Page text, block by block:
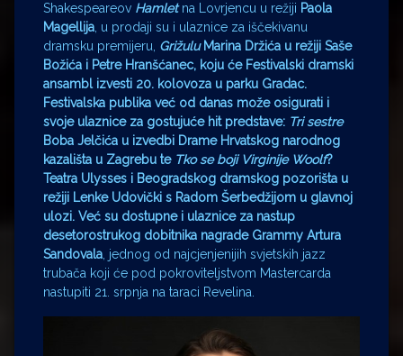
Shakespeareov Hamletna Lovrjencu u režiji Paola
Magellija , u prodaji su i ulaznice za iščekivanu
dramsku premijeru, Grižulu Marina Držića u režiji Saše
Božića i Petre Hranšćanec, koju će Festivalski dramski
ansambl izvesti 20. kolovoza u parku Gradac.
Festivalska publika već od danas može osigurati i
svoje ulaznice za gostujuće hit predstave: Tri sestre
Boba Jelčića u izvedbi Drame Hrvatskog narodnog
kazališta u Zagrebu te Tko se boji Virginije Woolf?
Teatra Ulysses i Beogradskog dramskog pozorišta u
režiji Lenke Udovički s Radom Šerbedžijom u glavnoj
ulozi. Već su dostupne i ulaznice za nastup
desetorostrukog dobitnika nagrade Grammy Artura
Sandovala , jednog od najcjenjenijih svjetskih jazz
trubača koji će pod pokroviteljstvom Mastercarda
nastupiti 21. srpnja na taraci Revelina.